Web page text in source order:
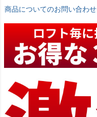
商品についてのお問い合わせ